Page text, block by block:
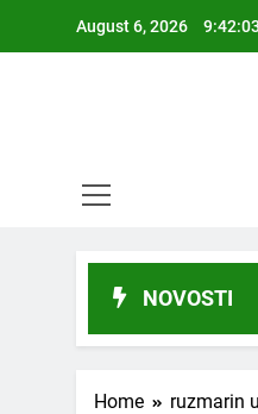
August 6, 2026
NOVOSTI
se i “suhi štap” ukorijeniti!
Home ruzmarin